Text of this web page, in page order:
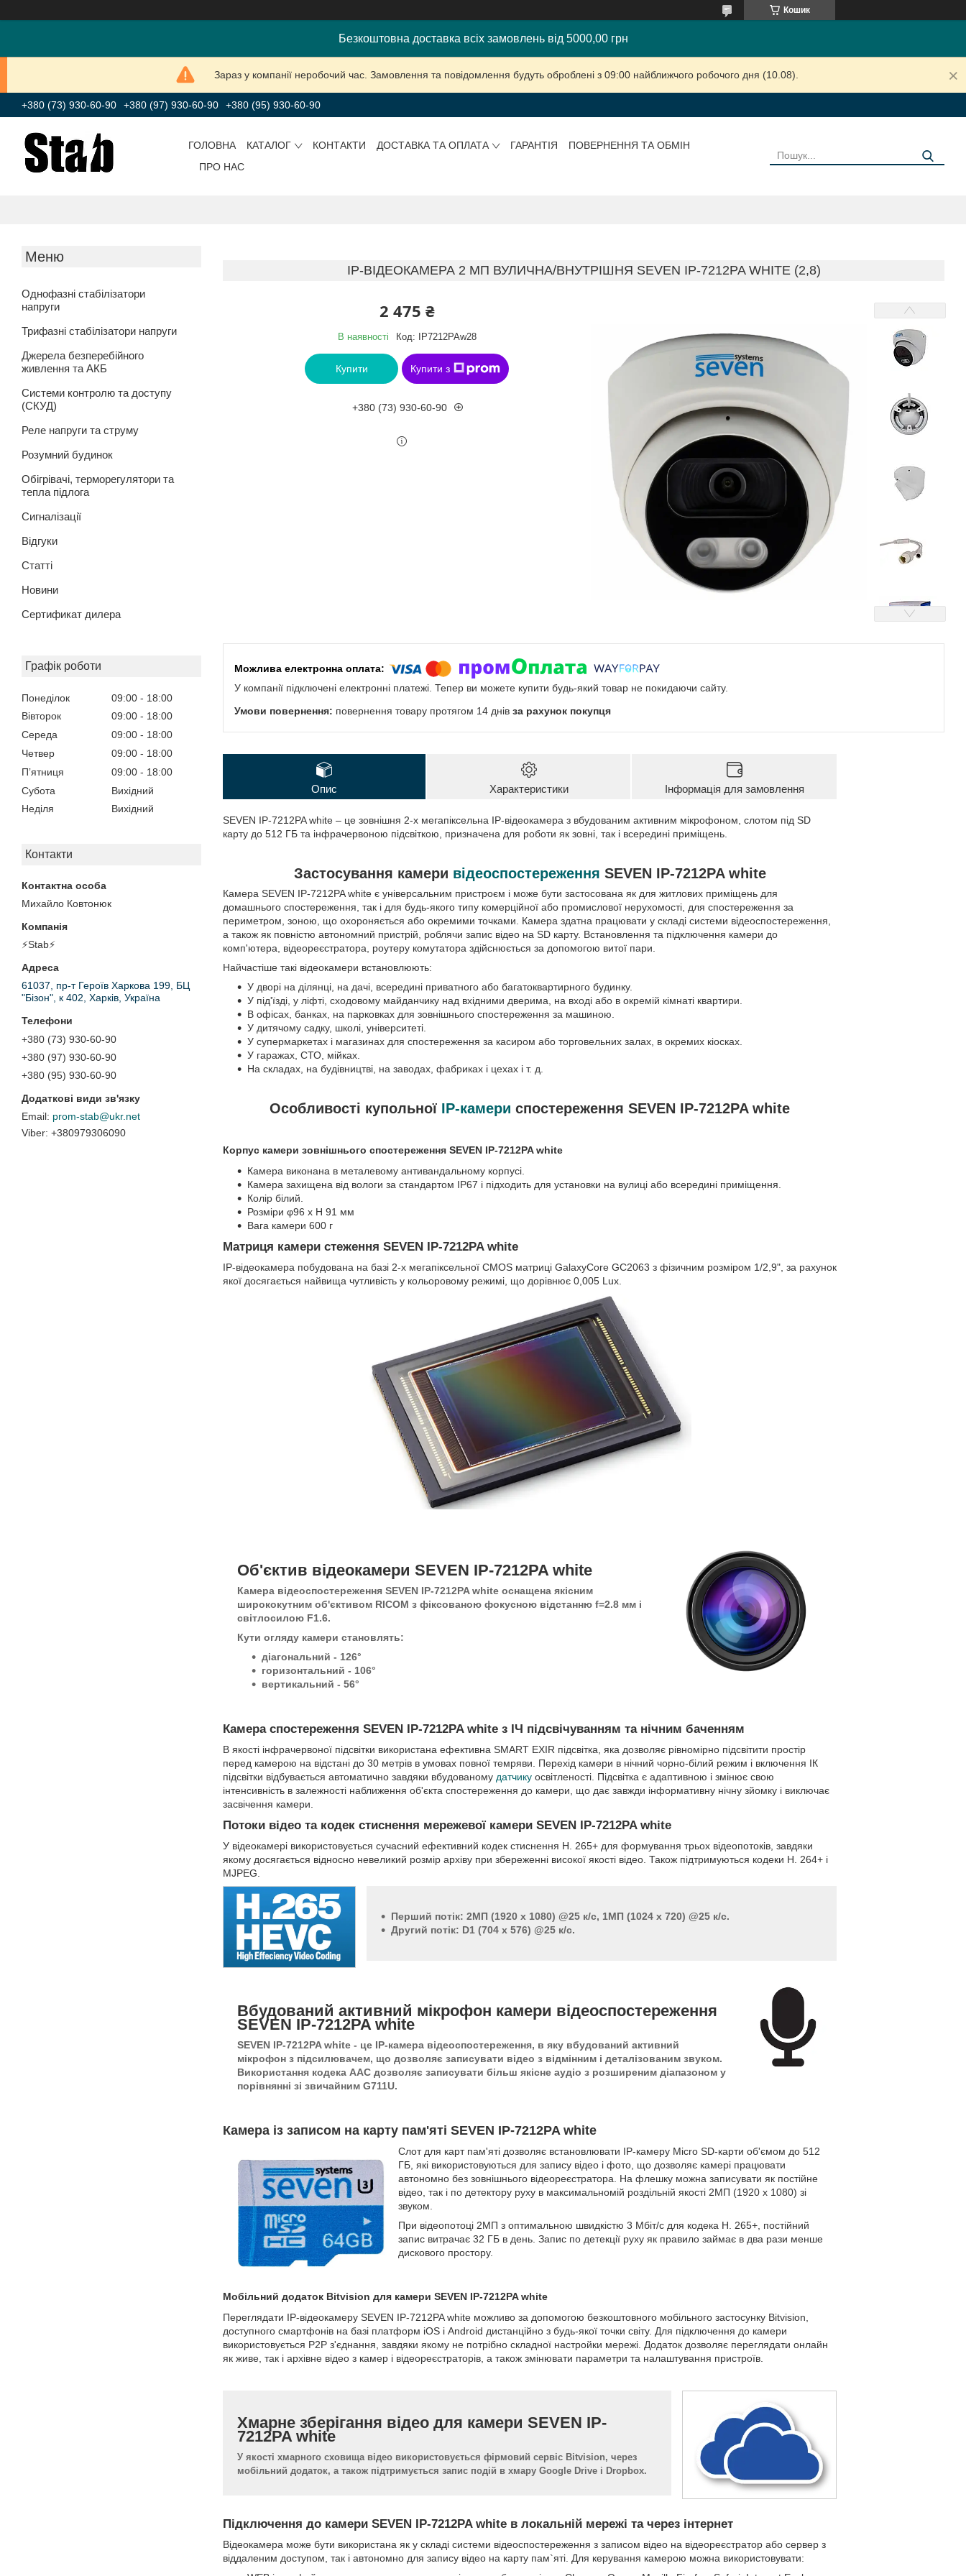
Кошик
Безкоштовна доставка всіх замовлень від 5000,00 грн
Зараз у компанії неробочий час. Замовлення та повідомлення будуть оброблені з 09:00 найближчого робочого дня (10.08).
+380 (73) 930-60-90 +380 (97) 930-60-90 +380 (95) 930-60-90
ГОЛОВНА КАТАЛОГ КОНТАКТИ ДОСТАВКА ТА ОПЛАТА ГАРАНТІЯ
ПОВЕРНЕННЯ ТА ОБМІН
ПРО НАС
Однофазні стабілізатори
напруги
Трифазні стабілізатори напруги
Джерела безперебійного
живлення та АКБ
Системи контролю та доступу
(СКУД)
Реле напруги та струму
Розумний будинок
Обігрівачі, терморегулятори та
тепла підлога
Сигналізації
Відгуки
Статті
Новини
Сертификат дилера
Графік роботи
Понеділок 09:00
18:00
Вівторок
09:00
18:00
Середа
09:00
18:00
Четвер
09:00
18:00
Пʼятниця
09:00
18:00
Субота
Вихідний
Неділя
Вихідний
Контакти
Михайло Ковтонюк
⚡Stab⚡
61037, пр-т Героїв Харкова 199, БЦ
"Бізон", к 402, Харків, Україна
+380 (73) 930-60-90
+380 (97) 930-60-90
+380 (95) 930-60-90
prom-stab@ukr.net
+380979306090
IP-ВІДЕОКАМЕРА 2 МП ВУЛИЧНА/ВНУТРІШНЯ SEVEN IP-7212PA WHITE (2,8)
2 475 ₴
В наявності Код: IP7212PAw28
Купити Купити з
+380 (73) 930-60-90
У компанії підключені електронні платежі. Тепер ви можете купити будь-який товар не покидаючи сайту.
повернення товару протягом 14 днів за рахунок покупця
Опис Характеристики Інформація для замовлення
SEVEN IP-7212PA white – це зовнішня 2-х мегапіксельна IP-відеокамера з вбудованим активним мікрофоном, слотом під SD
карту до 512 ГБ та інфрачервоною підсвіткою, призначена для роботи як зовні, так і всередині приміщень.
Застосування камери відеоспостереження SEVEN IP-7212PA white
Камера SEVEN IP-7212PA white є універсальним пристроєм і може бути застосована як для житлових приміщень для
домашнього спостереження, так і для будь-якого типу комерційної або промислової нерухомості, для спостереження за
периметром, зоною, що охороняється або окремими точками. Камера здатна працювати у складі системи відеоспостереження,
а також як повністю автономний пристрій, роблячи запис відео на SD карту. Встановлення та підключення камери до
комп'ютера, відеореєстратора, роутеру комутатора здійснюється за допомогою витої пари.
Найчастіше такі відеокамери встановлюють:
У дворі на ділянці, на дачі, всередині приватного або багатоквартирного будинку.
У під'їзді, у ліфті, сходовому майданчику над вхідними дверима, на вході або в окремій кімнаті квартири.
В офісах, банках, на парковках для зовнішнього спостереження за машиною.
У дитячому садку, школі, університеті.
У супермаркетах і магазинах для спостереження за касиром або торговельних залах, в окремих кіосках.
У гаражах, СТО, мійках.
На складах, на будівництві, на заводах, фабриках і цехах і т. д.
Особливості купольної IP-камери спостереження SEVEN IP-7212PA white
Корпус камери зовнішнього спостереження SEVEN IP-7212PA white
Камера виконана в металевому антивандальному корпусі.
Камера захищена від вологи за стандартом IP67 і підходить для установки на вулиці або всередині приміщення.
Колір білий.
Розміри φ96 x H 91 мм
Вага камери 600 г
Матриця камери стеження SEVEN IP-7212PA white
IP-відеокамера побудована на базі 2-х мегапіксельної CMOS матриці GalaxyCore GC2063 з фізичним розміром 1/2,9", за рахунок
якої досягається найвища чутливість у кольоровому режимі, що дорівнює 0,005 Lux.
Об'єктив відеокамери SEVEN IP-7212PA white
Камера відеоспостереження SEVEN IP-7212PA white оснащена якісним
ширококутним об'єктивом RICOM з фіксованою фокусною відстанню f=2.8 мм і
світлосилою F1.6.
Кути огляду камери становлять:
діагональний - 126°
горизонтальний - 106°
вертикальний - 56°
Камера спостереження SEVEN IP-7212PA white з ІЧ підсвічуванням та нічним баченням
В якості інфрачервоної підсвітки використана ефективна SMART EXIR підсвітка, яка дозволяє рівномірно підсвітити простір
перед камерою на відстані до 30 метрів в умовах повної темряви. Перехід камери в нічний чорно-білий режим і включення ІК
підсвітки відбувається автоматично завдяки вбудованому датчику освітленості. Підсвітка є адаптивною і змінює свою
інтенсивність в залежності наближення об'єкта спостереження до камери, що дає завжди інформативну нічну зйомку і виключає
засвічення камери.
Потоки відео та кодек стиснення мережевої камери SEVEN IP-7212PA white
У відеокамері використовується сучасний ефективний кодек стиснення H. 265+ для формування трьох відеопотоків, завдяки
якому досягається відносно невеликий розмір архіву при збереженні високої якості відео. Також підтримуються кодеки H. 264+ і
MJPEG.
Перший потік: 2МП (1920 x 1080) @25 к/с, 1МП (1024 x 720) @25 к/с.
Другий потік: D1 (704 x 576) @25 к/с.
Вбудований активний мікрофон камери відеоспостереження
SEVEN IP-7212PA white
SEVEN IP-7212PA white - це IP-камера відеоспостереження, в яку вбудований активний
мікрофон з підсилювачем, що дозволяє записувати відео з відмінним і деталізованим звуком.
Використання кодека AAC дозволяє записувати більш якісне аудіо з розширеним діапазоном у
порівнянні зі звичайним G711U.
Камера із записом на карту пам'яті SEVEN IP-7212PA white
Слот для карт пам'яті дозволяє встановлювати IP-камеру Micro SD-карти об'ємом до 512
ГБ, які використовуються для запису відео і фото, що дозволяє камері працювати
автономно без зовнішнього відеореєстратора. На флешку можна записувати як постійне
відео, так і по детектору руху в максимальномій роздільній якості 2МП (1920 x 1080) зі
звуком.
При відеопотоці 2МП з оптимальною швидкістю 3 Мбіт/с для кодека H. 265+, постійний
запис витрачає 32 ГБ в день. Запис по детекції руху як правило займає в два рази менше
дискового простору.
Мобільний додаток Bitvision для камери SEVEN IP-7212PA white
Переглядати IP-відеокамеру SEVEN IP-7212PA white можливо за допомогою безкоштовного мобільного застосунку Bitvision,
доступного смартфонів на базі платформ iOS і Android дистанційно з будь-якої точки світу. Для підключення до камери
використовується P2P з'єднання, завдяки якому не потрібно складної настройки мережі. Додаток дозволяє переглядати онлайн
як живе, так і архівне відео з камер і відеореєстраторів, а також змінювати параметри та налаштування пристроїв.
Хмарне зберігання відео для камери SEVEN IP-
7212PA white
У якості хмарного сховища відео використовується фірмовий сервіс Bitvision, через
мобільний додаток, а також підтримується запис подій в хмару Google Drive і Dropbox.
Підключення до камери SEVEN IP-7212PA white в локальній мережі та через інтернет
Відеокамера може бути використана як у складі системи відеоспостереження з записом відео на відеореєстратор або сервер з
віддаленим доступом, так і автономно для запису відео на карту пам`яті. Для керування камерою можна використовувати: